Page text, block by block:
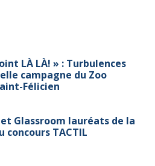
LÀ LÀ! » : Turbulences
campagne du Zoo
Félicien
et Glassroom lauréats de la
concours TACTIL